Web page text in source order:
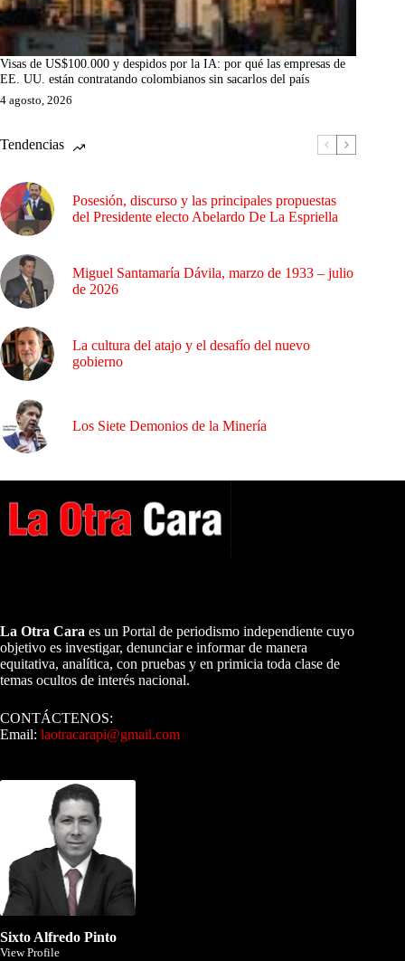
Visas de US$100.000 y despidos por la IA: por qué las empresas de
EE. UU. están contratando colombianos sin sacarlos del país
4 agosto, 2026
Tendencias
Posesión, discurso y las principales propuestas
del Presidente electo Abelardo De La Espriella
Miguel Santamaría Dávila, marzo de 1933 – julio
de 2026
La cultura del atajo y el desafío del nuevo
gobierno
Los Siete Demonios de la Minería
La Otra Cara es un Portal de periodismo independiente cuyo
objetivo es investigar, denunciar e informar de manera
equitativa, analítica, con pruebas y en primicia toda clase de
temas ocultos de interés nacional.
CONTÁCTENOS:
Email: laotracarapi@gmail.com
Sixto Alfredo Pinto
View Profile